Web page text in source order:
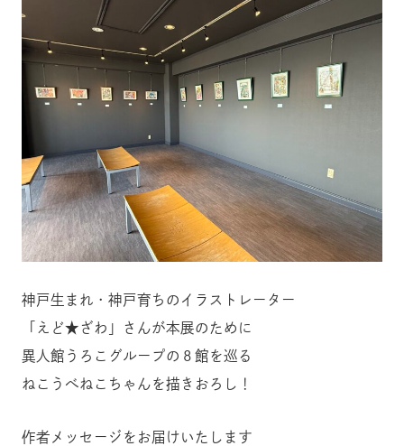
神戸生まれ・神戸育ちのイラストレーター
「えど★ざわ」さんが本展のために
異人館うろこグループの８館を巡る
ねこうべねこちゃんを描きおろし！
作者メッセージをお届けいたします